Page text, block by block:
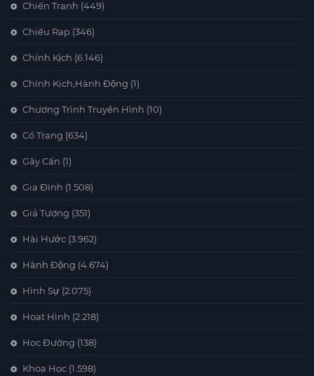
Chiến Tranh (449)
Chiếu Rạp (346)
Chính Kịch (6.146)
Chính Kịch,Hành Động (1)
Chương Trình Truyền Hình (10)
Cổ Trang (634)
Gây Cấn (1)
Gia Đình (1.508)
Giả Tượng (351)
Hài Hước (3.962)
Hành Động (4.674)
Hình Sự (2.075)
Hoạt Hình (2.218)
Học Đường (138)
Khoa Học (1.598)